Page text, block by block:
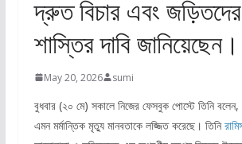
দ্রুত বিচার এবং জড়িতদের
শাস্তির দাবি জানিয়েছেন।
May 20, 2026 sumi
বুধবার (২০ মে) সকালে নিজের ফেসবুক পোস্টে তিনি বলেন,
এমন মর্মান্তিক মৃত্যু মানবতাকে লজ্জিত করেছে। তিনি